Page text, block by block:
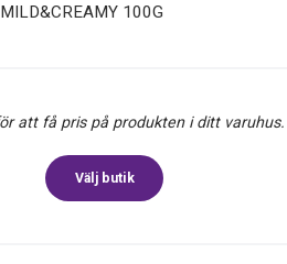
100G
att få pris på produkten i ditt varuhus.
Välj butik